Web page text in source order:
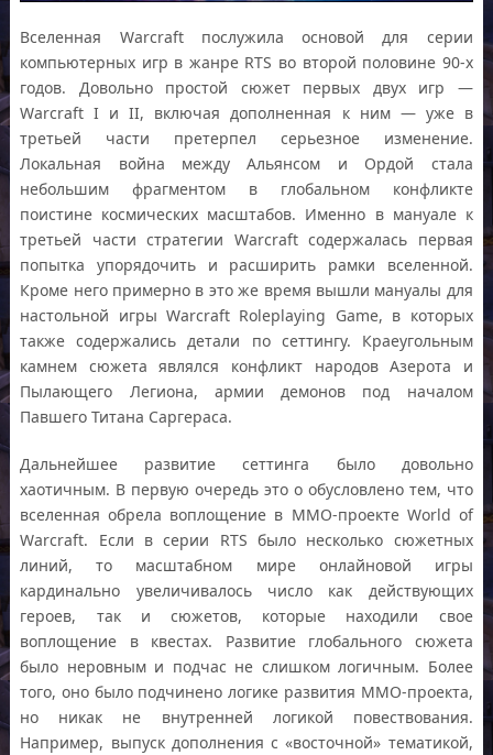
Вселенная Warcraft послужила основой для серии
компьютерных игр в жанре RTS во второй половине 90-х
годов. Довольно простой сюжет первых двух игр —
Warcraft I и II, включая дополненная к ним — уже в
третьей части претерпел серьезное изменение.
Локальная война между Альянсом и Ордой стала
небольшим фрагментом в глобальном конфликте
поистине космических масштабов. Именно в мануале к
третьей части стратегии Warcraft содержалась первая
попытка упорядочить и расширить рамки вселенной.
Кроме него примерно в это же время вышли мануалы для
настольной игры Warcraft Roleplaying Game, в которых
также содержались детали по сеттингу. Краеугольным
камнем сюжета являлся конфликт народов Азерота и
Пылающего Легиона, армии демонов под началом
Павшего Титана Саргераса.
Дальнейшее развитие сеттинга было довольно
хаотичным. В первую очередь это о обусловлено тем, что
вселенная обрела воплощение в ММО-проекте World of
Warcraft. Если в серии RTS было несколько сюжетных
линий, то масштабном мире онлайновой игры
кардинально увеличивалось число как действующих
героев, так и сюжетов, которые находили свое
воплощение в квестах. Развитие глобального сюжета
было неровным и подчас не слишком логичным. Более
того, оно было подчинено логике развития ММО-проекта,
но никак не внутренней логикой повествования.
Например, выпуск дополнения с «восточной» тематикой,